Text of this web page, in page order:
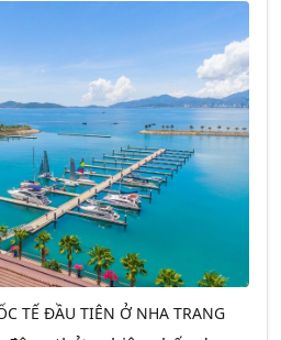
TẾ ĐẦU TIÊN Ở NHA TRANG